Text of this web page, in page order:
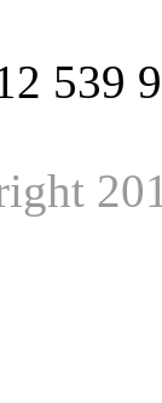
539